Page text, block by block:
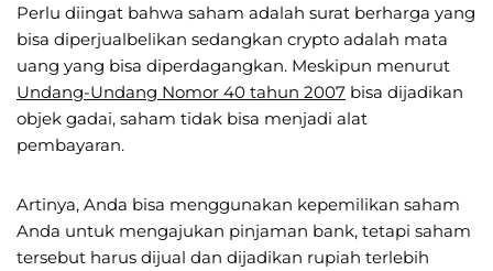
Perlu diingat bahwa saham adalah surat berharga yang
bisa diperjualbelikan sedangkan crypto adalah mata
uang yang bisa diperdagangkan. Meskipun menurut
Undang-Undang Nomor 40 tahun 2007 bisa dijadikan
objek gadai, saham tidak bisa menjadi alat
pembayaran.
Artinya, Anda bisa menggunakan kepemilikan saham
Anda untuk mengajukan pinjaman bank, tetapi saham
tersebut harus dijual dan dijadikan rupiah terlebih